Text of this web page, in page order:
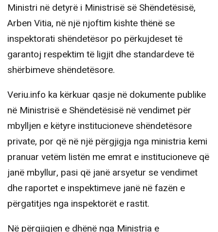
Ministri në detyrë i Ministrisë së Shëndetësisë,
Arben Vitia, në një njoftim kishte thënë se
inspektorati shëndetësor po përkujdeset të
garantoj respektim të ligjit dhe standardeve të
shërbimeve shëndetësore.
Veriu.info ka kërkuar qasje në dokumente publike
në Ministrisë e Shëndetësisë në vendimet për
mbylljen e këtyre institucioneve shëndetësore
private, por që në një përgjigja nga ministria kemi
pranuar vetëm listën me emrat e institucioneve që
janë mbyllur, pasi që janë arsyetur se vendimet
dhe raportet e inspektimeve janë në fazën e
përgatitjes nga inspektorët e rastit.
Në përgjigjen e dhënë nga Ministria e